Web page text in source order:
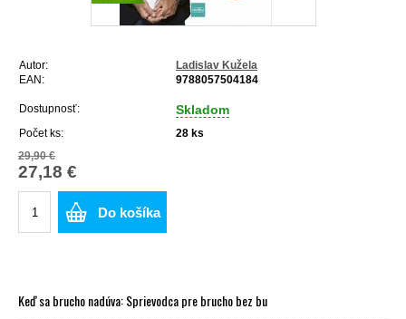
Autor:
Ladislav Kužela
EAN:
9788057504184
Dostupnosť: Skladom
Počet ks: 28 ks
29,90 €
27,18 €
Do košíka
Keď sa brucho nadúva: Sprievodca pre brucho bez bu